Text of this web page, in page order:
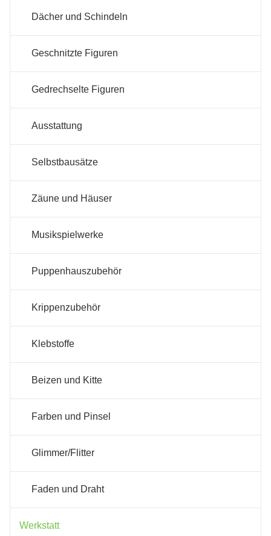
Dächer und Schindeln
Geschnitzte Figuren
Gedrechselte Figuren
Ausstattung
Selbstbausätze
Zäune und Häuser
Musikspielwerke
Puppenhauszubehör
Krippenzubehör
Klebstoffe
Beizen und Kitte
Farben und Pinsel
Glimmer/Flitter
Faden und Draht
Werkstatt